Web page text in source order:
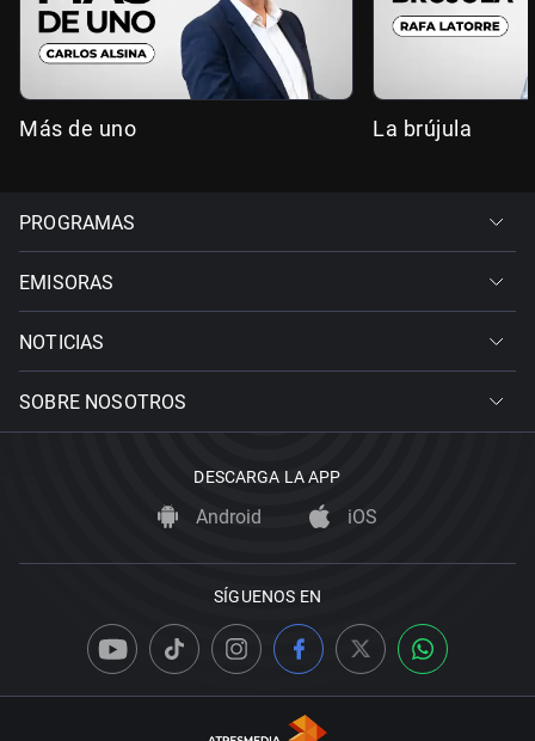
Más de uno La brújula
PROGRAMAS
EMISORAS
NOTICIAS
SOBRE NOSOTROS
DESCARGA LA APP
Android iOS
SÍGUENOS EN